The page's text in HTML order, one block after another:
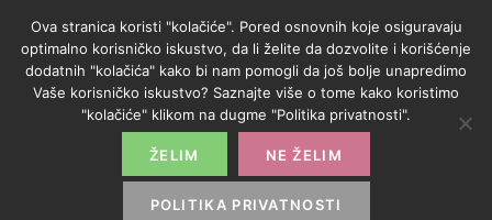
Ova stranica koristi "kolačiće". Pored osnovnih koje osiguravaju
optimalno korisničko iskustvo, da li želite da dozvolite i korišćenje
dodatnih "kolačića" kako bi nam pomogli da još bolje unapredimo
Vaše korisničko iskustvo? Saznajte više o tome kako koristimo
"kolačiće" klikom na dugme "Politika privatnosti".
ŽELIM NE ŽELIM
POLITIKA PRIVATNOSTI